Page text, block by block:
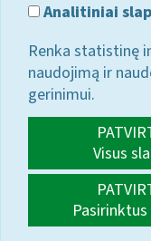
Analitiniai
Renka statistinę
naudojimą ir
gerinimui.
Visus